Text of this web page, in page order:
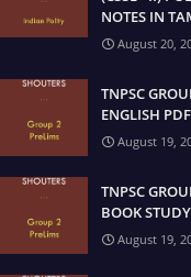
NOTES IN
August 20,
TNPSC
ENGLISH PDF
August 19,
TNPSC
BOOK
August 19,